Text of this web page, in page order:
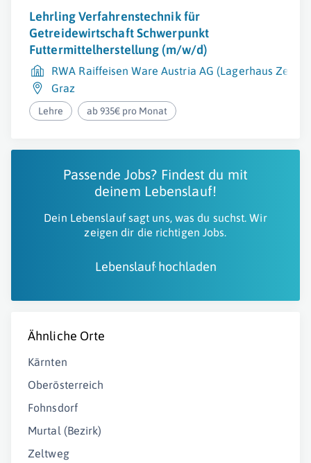
Lehrling Verfahrenstechnik für
Getreidewirtschaft Schwerpunkt
Futtermittelherstellung (m/w/d)
RWA Raiffeisen Ware Austria AG (Lagerhaus
Graz
Lehre ab 935€ pro Monat
Passende Jobs? Findest du mit
deinem Lebenslauf!
Dein Lebenslauf sagt uns, was du suchst. Wir
zeigen dir die richtigen Jobs.
Lebenslauf hochladen
Ähnliche Orte
Kärnten
Oberösterreich
Fohnsdorf
Murtal (Bezirk)
Zeltweg